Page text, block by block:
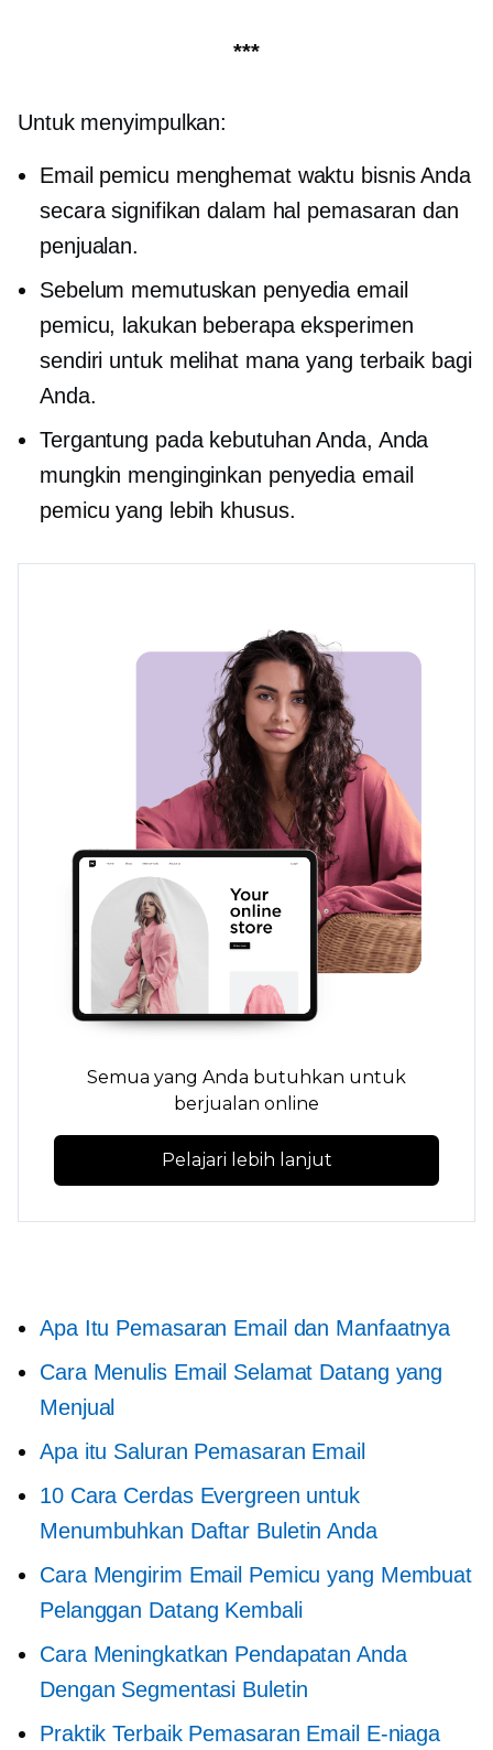
***
Untuk menyimpulkan:
Email pemicu menghemat waktu bisnis Anda
secara signifikan dalam hal pemasaran dan
penjualan.
Sebelum memutuskan penyedia email
pemicu, lakukan beberapa eksperimen
sendiri untuk melihat mana yang terbaik bagi
Anda.
Tergantung pada kebutuhan Anda, Anda
mungkin menginginkan penyedia email
pemicu yang lebih khusus.
Semua yang Anda butuhkan untuk
berjualan online
Pelajari lebih lanjut
Apa Itu Pemasaran Email dan Manfaatnya
Cara Menulis Email Selamat Datang yang
Menjual
Apa itu Saluran Pemasaran Email
10 Cara Cerdas Evergreen untuk
Menumbuhkan Daftar Buletin Anda
Cara Mengirim Email Pemicu yang Membuat
Pelanggan Datang Kembali
Cara Meningkatkan Pendapatan Anda
Dengan Segmentasi Buletin
Praktik Terbaik Pemasaran Email E-niaga